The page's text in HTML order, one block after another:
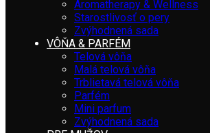
Aromatherapy & Wellness
Starostlivosť o pery
Zvýhodnená sada
VÔŇA & PARFÉM
Telová vôňa
Malá telová vôňa
Trblietavá telová vôňa
Parfém
Mini parfum
Zvýhodnená sada